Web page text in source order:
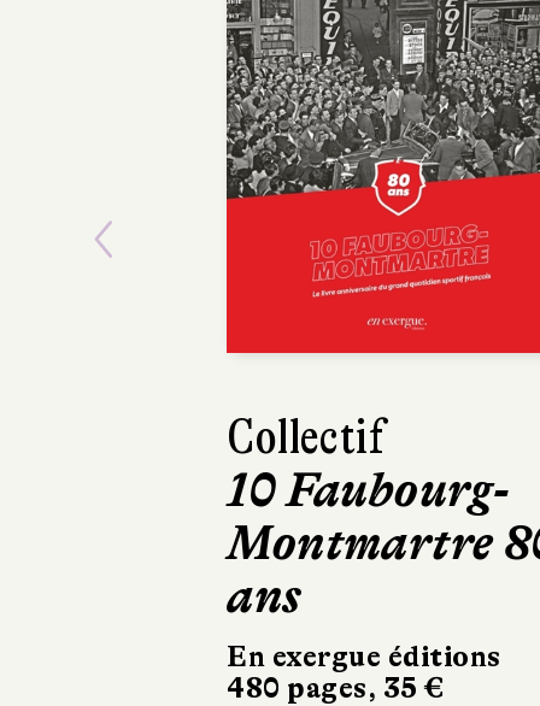
Collectif
10 Faubourg-
Montmartre
ans
En exergue éditions
480 pages, 35 €
Maxime
Mourir
fois
Previous